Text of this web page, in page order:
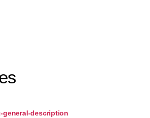
general-description